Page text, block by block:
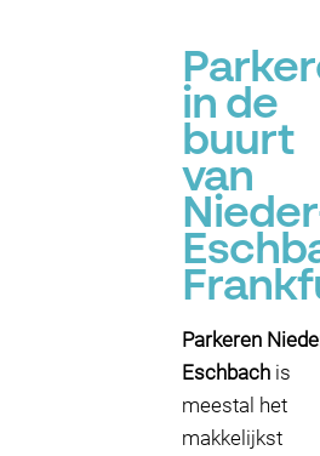
in de
buurt
van
Parkeren
Eschbach is
meestal het
makkelijkst